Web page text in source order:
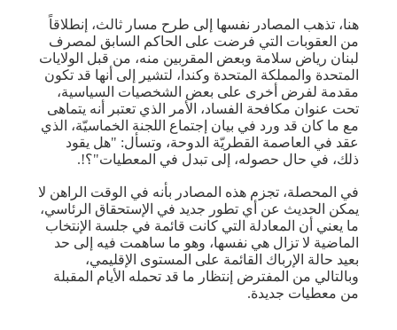
هنا، تذهب المصادر نفسها إلى طرح مسار ثالث، إنطلاقاً
من العقوبات التي فرضت على الحاكم السابق لمصرف
لبنان رياض سلامة وبعض المقربين منه، من قبل الولايات
المتحدة والمملكة المتحدة وكندا، لتشير إلى أنها قد تكون
مقدمة لفرض أخرى على بعض الشخصيات السياسية،
تحت عنوان مكافحة الفساد، الأمر الذي تعتبر أنه يتماهى
مع ما كان قد ورد في بيان إجتماع اللجنة الخماسيّة، الذي
عقد في العاصمة القطريّة الدوحة، وتسأل: "هل يقود
ذلك، في حال حصوله، إلى تبدل في المعطيات"؟!.
في المحصلة، تجزم هذه المصادر بأنه في الوقت الراهن لا
يمكن الحديث عن أي تطور جديد في الإستحقاق الرئاسي،
ما يعني أن المعادلة التي كانت قائمة في جلسة الإنتخاب
الماضية لا تزال هي نفسها، وهو ما ساهمت فيه إلى حد
بعيد حالة الإرباك القائمة على المستوى الإقليمي،
وبالتالي من المفترض إنتظار ما قد تحمله الأيام المقبلة
من معطيات جديدة.